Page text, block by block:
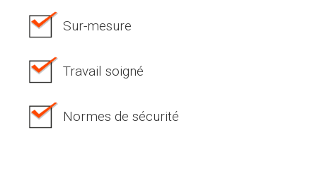
Sur-mesure
Travail soigné
Normes de sécurité